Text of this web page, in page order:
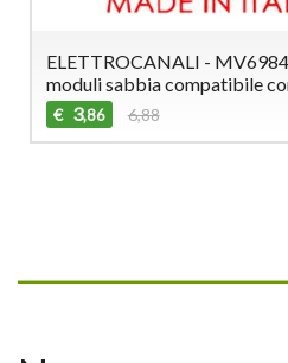
ELETTROCANALI -
moduli sabbia compatibile
€ 3,86 6,88